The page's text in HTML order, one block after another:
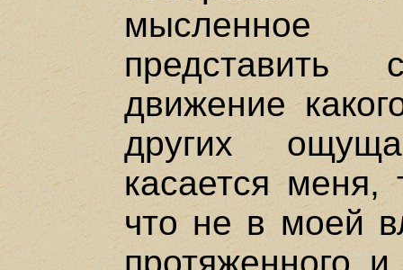
мысленное
движение
других
касается
что не в моей